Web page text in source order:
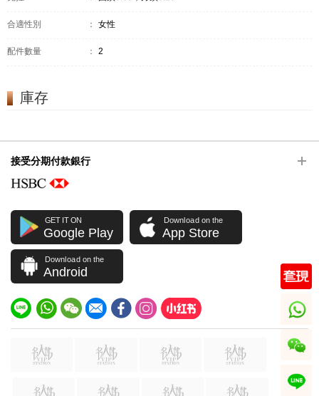
合適性別 ： 女性
配件數量 ： 2
庫存
接受分期付款銀行
GET IT ON
Google Play
Download on the
App Store
Download on the
Android
whatsapp